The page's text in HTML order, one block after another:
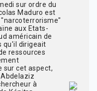
sur ordre du
Maduro est
aux Etats-
américain de
qu'il dirigeait
ressources
sur cet aspect,
à